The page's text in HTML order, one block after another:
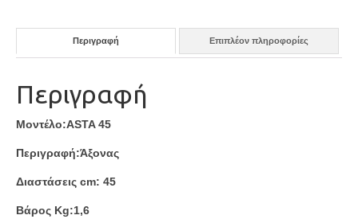
Περιγραφή Επιπλέον πληροφορίες
Περιγραφή
Μοντέλο:ASTA 45
Περιγραφή:Άξονας
Διαστάσεις cm: 45
Βάρος Kg:1,6